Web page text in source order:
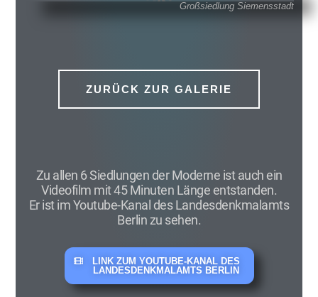
Großsiedlung Siemensstadt
ZURÜCK ZUR GALERIE
Zu allen 6 Siedlungen der Moderne ist auch ein
Videofilm mit 45 Minuten Länge entstanden.
Er ist im Youtube-Kanal des Landesdenkmalamts
Berlin zu sehen.
LINK ZUM YOUTUBE-KANAL DES
LANDESDENKMALAMTS BERLIN